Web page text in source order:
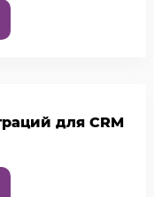
для CRM